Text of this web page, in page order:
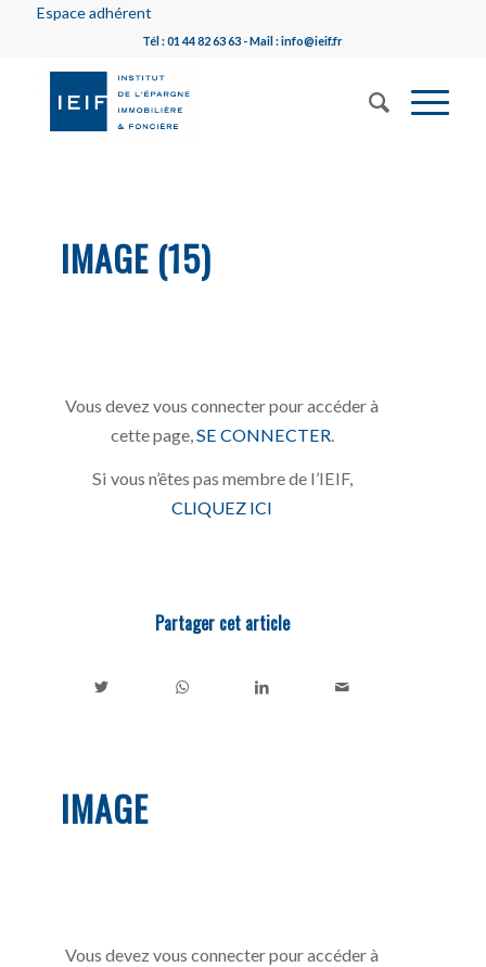
Espace adhérent
Tél : 01 44 82 63 63 - Mail : info@ieif.fr
IMAGE (15)
Vous devez vous connecter pour accéder à
cette page, SE CONNECTER
Si vous n’êtes pas membre de l’IEIF,
CLIQUEZ ICI
Partager cet article
IMAGE
Vous devez vous connecter pour accéder à